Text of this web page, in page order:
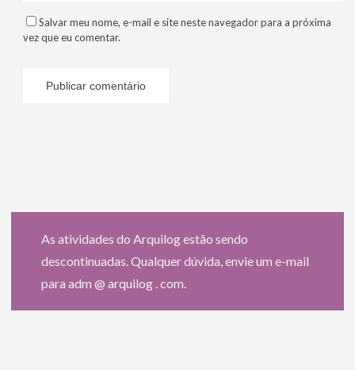
Salvar meu nome, e-mail e site neste navegador para a próxima
vez que eu comentar.
As atividades do Arquilog estão sendo
descontinuadas. Qualquer dúvida, envie um e-mail
para adm @ arquilog . com.